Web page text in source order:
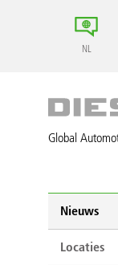
NL
Global
Nieuws
Locaties